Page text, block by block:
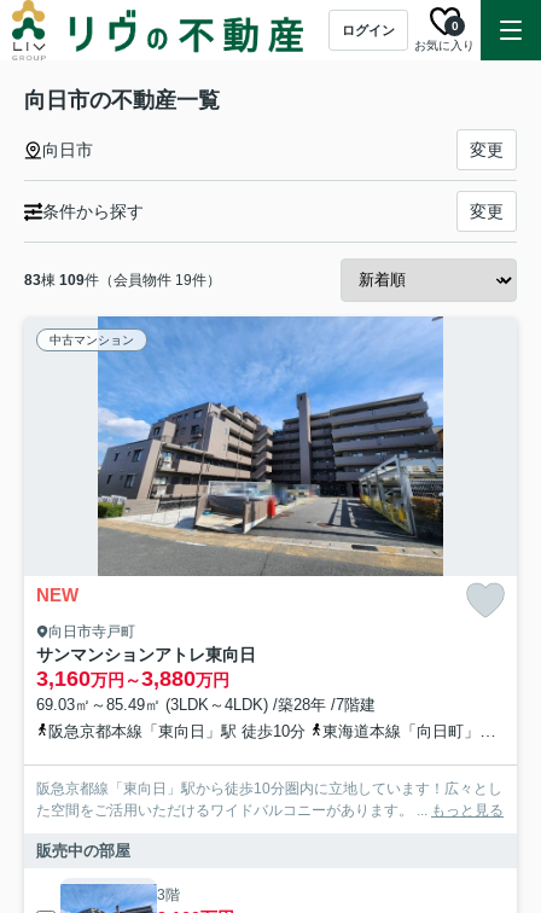
ログイン
お気に入り
0
向日市の不動産一覧
向日市 変更
条件から探す 変更
83棟 109件（会員物件 19件）
中古マンション
NEW
向日市寺戸町
サンマンションアトレ東向日
3,160万円～3,880万円
69.03㎡～85.49㎡ (3LDK～4LDK) /築28年 /7階建
阪急京都本線「東向日」駅 徒歩10分
東海道本線「向日町」駅 徒歩15分
阪急京都線「東向日」駅から徒歩10分圏内に立地しています！広々とし
た空間をご活用いただけるワイドバルコニーがあります。 ... もっと見る
販売中の部屋
3階